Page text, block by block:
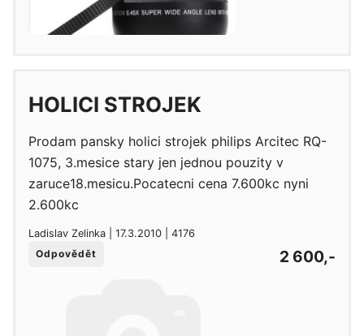
HOLICI STROJEK
Prodam pansky holici strojek philips Arcitec RQ-
1075, 3.mesice stary jen jednou pouzity v
zaruce18.mesicu.Pocatecni cena 7.600kc nyni
2.600kc
Ladislav Zelinka | 17.3.2010 | 4176
Odpovědět
2 600,-